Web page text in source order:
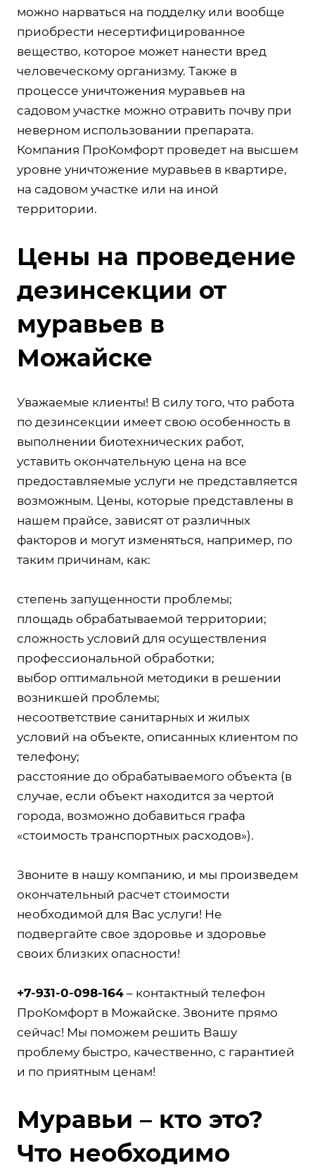
можно нарваться на подделку или вообще
приобрести несертифицированное
вещество, которое может нанести вред
человеческому организму. Также в
процессе уничтожения муравьев на
садовом участке можно отравить почву при
неверном использовании препарата.
Компания ПроКомфорт проведет на высшем
уровне уничтожение муравьев в квартире,
на садовом участке или на иной
территории.
Цены на проведение
дезинсекции от
муравьев в
Можайске
Уважаемые клиенты! В силу того, что работа
по дезинсекции имеет свою особенность в
выполнении биотехнических работ,
уставить окончательную цена на все
предоставляемые услуги не представляется
возможным. Цены, которые представлены в
нашем прайсе, зависят от различных
факторов и могут изменяться, например, по
таким причинам, как:
степень запущенности проблемы;
площадь обрабатываемой территории;
сложность условий для осуществления
профессиональной обработки;
выбор оптимальной методики в решении
возникшей проблемы;
несоответствие санитарных и жилых
условий на объекте, описанных клиентом по
телефону;
расстояние до обрабатываемого объекта (в
случае, если объект находится за чертой
города, возможно добавиться графа
«стоимость транспортных расходов»).
Звоните в нашу компанию, и мы произведем
окончательный расчет стоимости
необходимой для Вас услуги! Не
подвергайте свое здоровье и здоровье
своих близких опасности!
+7-931-0-098-164 – контактный телефон
ПроКомфорт в Можайске. Звоните прямо
сейчас! Мы поможем решить Вашу
проблему быстро, качественно, с гарантией
и по приятным ценам!
Муравьи – кто это?
Что необходимо